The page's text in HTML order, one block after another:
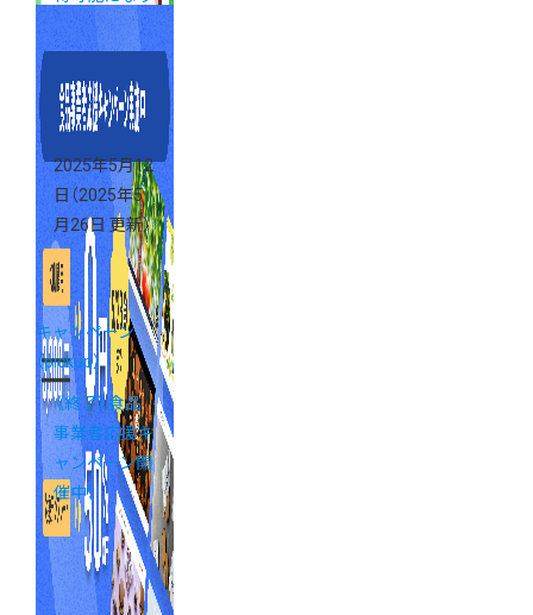
ました
2025年5月12
日 （2025年5
月26日 更新）
キャンペーン
（pickup）
《終了》食品
事業者応援キ
ャンペーン開
催中！